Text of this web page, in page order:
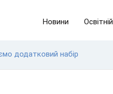
Новини
додатковий набір